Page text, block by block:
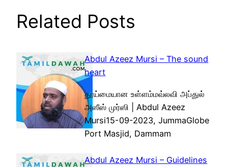
Related Posts
Abdul Azeez Mursi – The sound
heart
தூய்மையான உள்ளம்மவ்லவி அப்துல்
அஸீஸ் முர்ஸி | Abdul Azeez
Mursi15-09-2023, JummaGlobe
Port Masjid, Dammam
Abdul Azeez Mursi – Guidelines